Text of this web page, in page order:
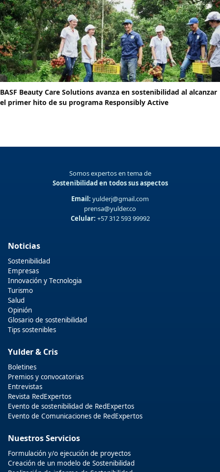
BASF Beauty Care Solutions avanza en sostenibilidad al alcanzar
el primer hito de su programa Responsibly Active
Somos expertos en tema de
Sostenibilidad en todos sus aspectos
Email: yulderj@gmail.com
prensa@yulder.co
Celular: +57 312 593 99992
Noticias
Sostenibilidad
Empresas
Innovación y Tecnologia
Turismo
Salud
Opinión
Glosario de sostenibilidad
Tips sostenibles
Yulder & Cris
Boletines
Premios y convocatorias
Entrevistas
Revista RedExpertos
Evento de sostenibilidad de RedExpertos
Evento de Comunicaciones de RedExpertos
Nuestros Servicios
Formulación y/o ejecución de proyectos
Creación de un modelo de Sostenibilidad